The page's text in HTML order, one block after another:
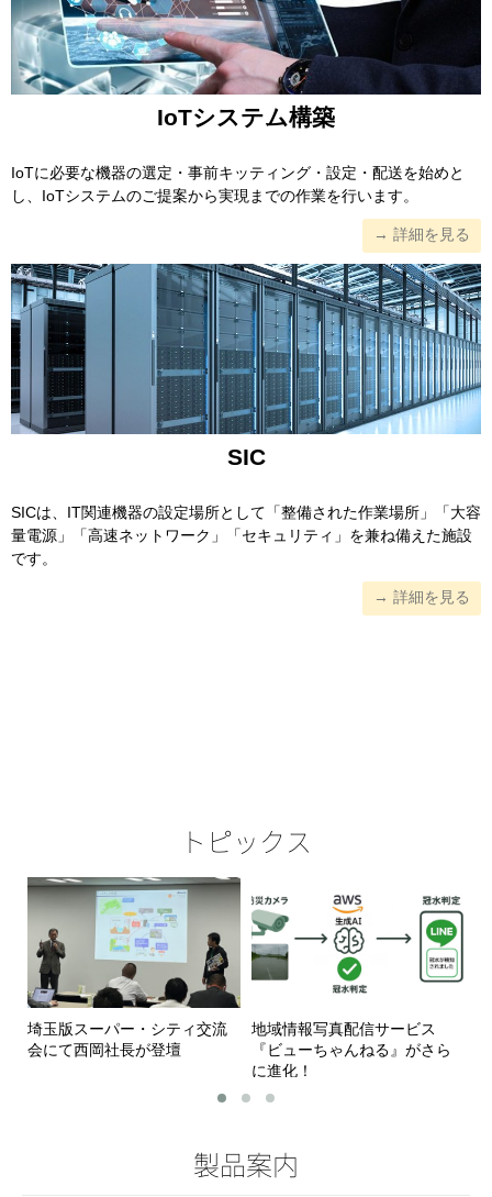
IoTシステム構築
IoTに必要な機器の選定・事前キッティング・設定・配送を始めと
し、IoTシステムのご提案から実現までの作業を行います。
→ 詳細を見る
SIC
SICは、IT関連機器の設定場所として「整備された作業場所」「大容
量電源」「高速ネットワーク」「セキュリティ」を兼ね備えた施設
です。
→ 詳細を見る
トピックス
埼玉版スーパー・シティ交流
会にて西岡社長が登壇
地域情報写真配信サービス
『ビューちゃんねる』がさら
に進化！
製品案内